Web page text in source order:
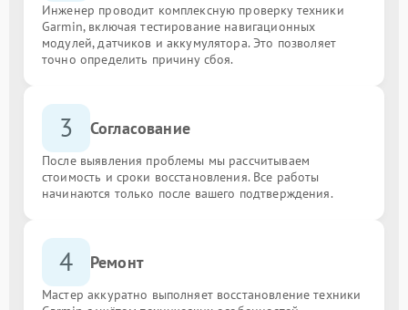
Инженер проводит комплексную проверку техники
Garmin, включая тестирование навигационных
модулей, датчиков и аккумулятора. Это позволяет
точно определить причину сбоя.
3 Согласование
После выявления проблемы мы рассчитываем
стоимость и сроки восстановления. Все работы
начинаются только после вашего подтверждения.
4 Ремонт
Мастер аккуратно выполняет восстановление техники